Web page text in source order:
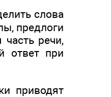
слова
предлоги
речи,
ответ при
приводят